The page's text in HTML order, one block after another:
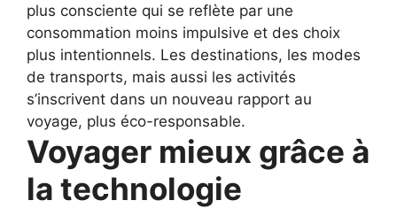
plus consciente qui se reflète par une
consommation moins impulsive et des choix
plus intentionnels. Les destinations, les modes
de transports, mais aussi les activités
s’inscrivent dans un nouveau rapport au
voyage, plus éco-responsable.
Voyager mieux grâce à
la technologie